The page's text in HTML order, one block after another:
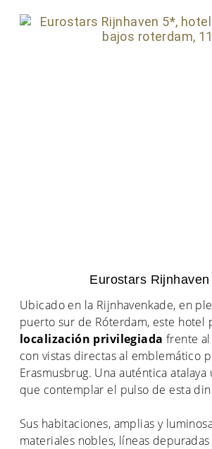
Eurostars Rijnhaven
Ubicado en la Rijnhavenkade, en
puerto sur de Róterdam, este hotel
localización privilegiada frente
con vistas directas al emblemático
Erasmusbrug. Una auténtica
que contemplar el pulso de esta
Sus habitaciones, amplias y
materiales nobles, líneas depuradas